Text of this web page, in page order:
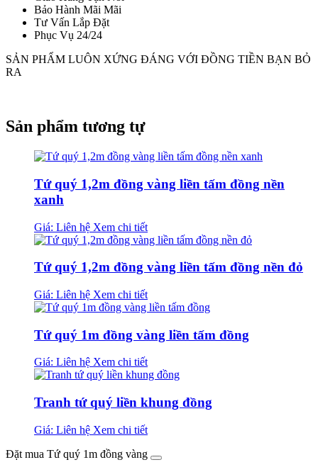
Bảo Hành Mãi Mãi
Tư Vấn Lắp Đặt
Phục Vụ 24/24
SẢN PHẨM LUÔN XỨNG ĐÁNG VỚI ĐỒNG TIỀN BẠN BỎ
RA
Sản phẩm tương tự
Tứ quý 1,2m đồng vàng liền tấm đồng nền
xanh
Giá: Liên hệ Xem chi tiết
Tứ quý 1,2m đồng vàng liền tấm đồng nền đỏ
Giá: Liên hệ Xem chi tiết
Tứ quý 1m đồng vàng liền tấm đồng
Giá: Liên hệ Xem chi tiết
Tranh tứ quý liền khung đồng
Giá: Liên hệ Xem chi tiết
Đặt mua Tứ quý 1m đồng vàng